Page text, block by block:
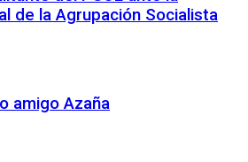
de la Agrupación Socialista
amigo Azaña